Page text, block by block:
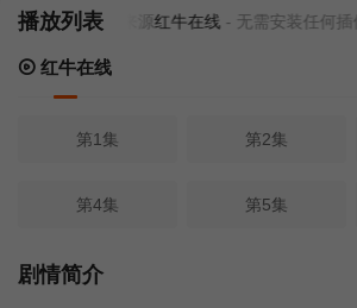
播放列表
当前资源来源 红牛在线- 无需安装任何插件
红牛在线
第1集 第2集
第4集 第5集
第7集
剧情简介